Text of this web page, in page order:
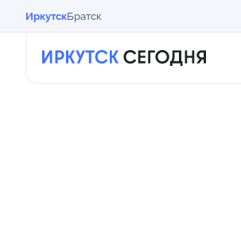
ИркутскБратск